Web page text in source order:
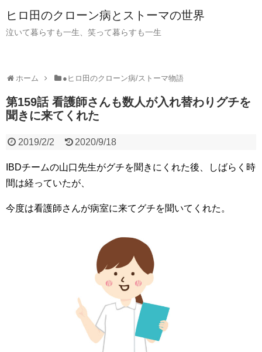
ヒロ田のクローン病とストーマの世界
泣いて暮らすも一生、笑って暮らすも一生
ホーム ●ヒロ田のクローン病/ストーマ物語
第159話 看護師さんも数人が入れ替わりグチを
聞きに来てくれた
2019/2/2 2020/9/18
IBDチームの山口先生がグチを聞きにくれた後、しばらく時
間は経っていたが、
今度は看護師さんが病室に来てグチを聞いてくれた。